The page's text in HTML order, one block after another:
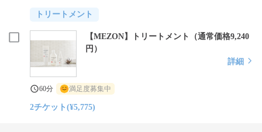
トリートメント
【MEZON】トリートメント（通常価格9,240
円）
詳細
60分 満足度募集中
2チケット(¥5,775)